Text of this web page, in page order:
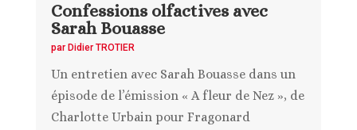
Confessions olfactives avec
Sarah Bouasse
par Didier TROTIER
Un entretien avec Sarah Bouasse dans un
épisode de l’émission « A fleur de Nez », de
Charlotte Urbain pour Fragonard